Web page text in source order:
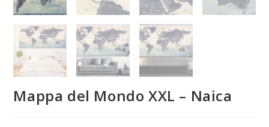
Mappa del Mondo XXL – Naica